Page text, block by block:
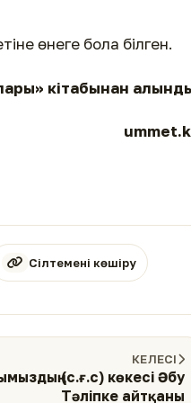
өнеге бола білген.
кітабынан
Сілтемені көшіру
КЕЛЕСІ
(с.ғ.с) көкесі Әбу
Тәліпке айтқаны